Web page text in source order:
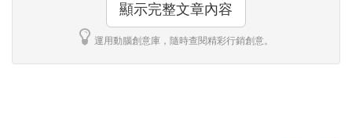
顯示完整文章內容
運用動腦創意庫，隨時查閱精彩行銷創意。